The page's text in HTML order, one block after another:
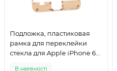
Подложка, пластиковая
рамка для переклейки
стекла для Apple iPhone 6
В наявності